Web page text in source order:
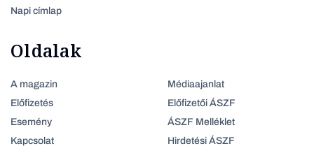
Napi címlap
Oldalak
A magazin
Előfizetés
Esemény
Kapcsolat
Médiaajanlat
Előfizetői ÁSZF
ÁSZF Melléklet
Hirdetési ÁSZF